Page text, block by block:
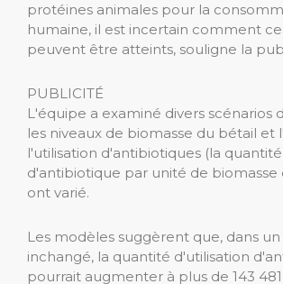
protéines animales pour la
humaine, il est incertain comment
peuvent être atteints, souligne la
PUBLICITÉ
L'équipe a examiné divers scénarios
les niveaux de biomasse du bétail et
l'utilisation d'antibiotiques (la quantité
d'antibiotique par unité de biomasse
ont varié.
Les modèles suggèrent que, dans
inchangé, la quantité d'utilisation
pourrait augmenter à plus de 143